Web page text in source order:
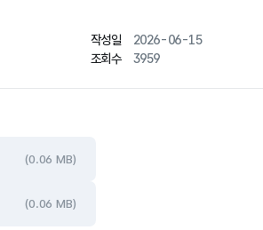
작성일
2026-06-15
조회수 3959
(0.06 MB)
(0.06 MB)